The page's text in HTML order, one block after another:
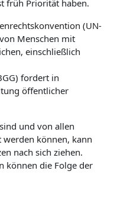
früh Priorität haben.
(UN-
Menschen mit
einschließlich
fordert in
öffentlicher
und von allen
können, kann
nach sich ziehen.
können die Folge der